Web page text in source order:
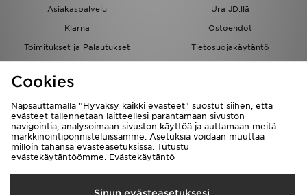
Asiakaspalvelu
Ura JD:llä
Klarna
Ostoehdot
Toimitukset ja Palautukset
Tietosuojakäytäntö
Löydä myymälä
Kumppanuusohjelma
JD Blog
Toimitetaan
Cookies
Napsauttamalla "Hyväksy kaikki evästeet" suostut siihen, että
evästeet tallennetaan laitteellesi parantamaan sivuston
navigointia, analysoimaan sivuston käyttöä ja auttamaan meitä
markkinointiponnisteluissamme. Asetuksia voidaan muuttaa
milloin tahansa evästeasetuksissa. Tutustu
evästekäytäntöömme. Evästekäytäntö